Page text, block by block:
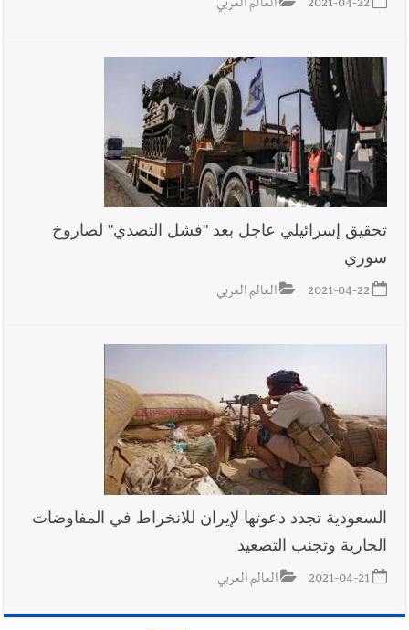
2021-04-22 العالم العربي
تحقيق إسرائيلي عاجل بعد "فشل التصدي" لصاروخ
سوري
2021-04-22 العالم العربي
السعودية تجدد دعوتها لإيران للانخراط في المفاوضات
الجارية وتجنب التصعيد
2021-04-21 العالم العربي